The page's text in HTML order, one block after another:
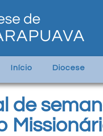
Início Diocese
de